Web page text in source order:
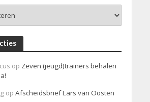
op Zeven (jeugd)trainers behalen
op Afscheidsbrief Lars van Oosten